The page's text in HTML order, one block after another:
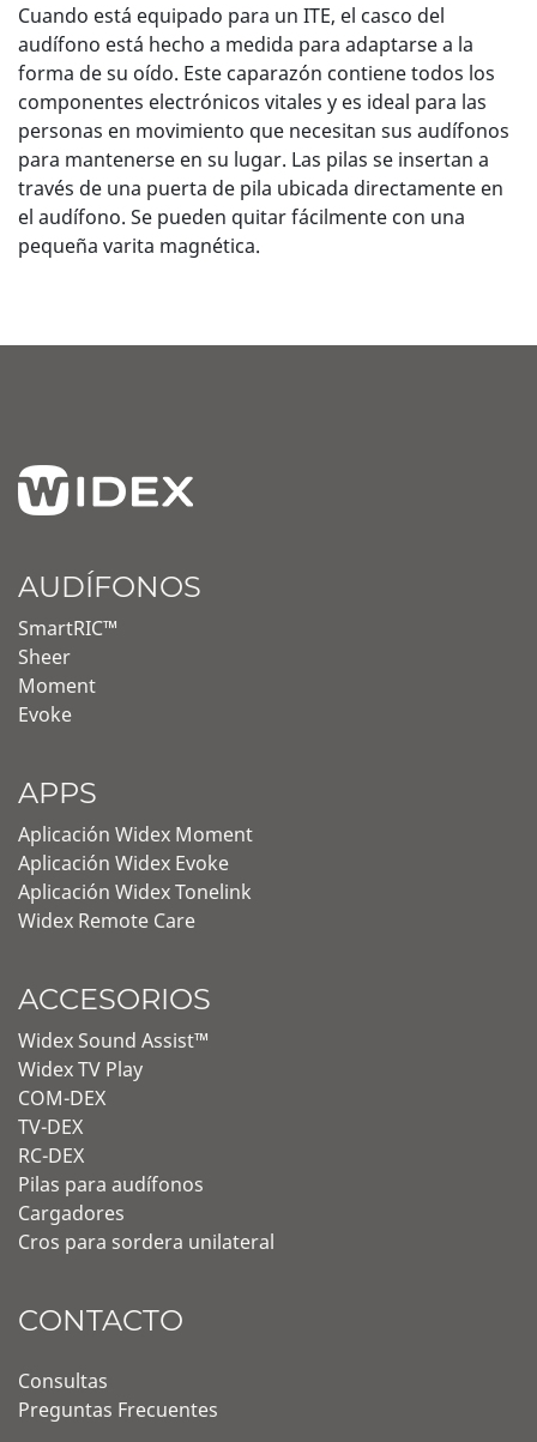
Cuando está equipado para un ITE, el casco del
audífono está hecho a medida para adaptarse a la
forma de su oído. Este caparazón contiene todos los
componentes electrónicos vitales y es ideal para las
personas en movimiento que necesitan sus audífonos
para mantenerse en su lugar. Las pilas se insertan a
través de una puerta de pila ubicada directamente en
el audífono. Se pueden quitar fácilmente con una
pequeña varita magnética.
AUDÍFONOS
SmartRIC™
Sheer
Moment
Evoke
APPS
Aplicación Widex Moment
Aplicación Widex Evoke
Aplicación Widex Tonelink
Widex Remote Care
ACCESORIOS
Widex Sound Assist™
Widex TV Play
COM-DEX
TV-DEX
RC-DEX
Pilas para audífonos
Cargadores
Cros para sordera unilateral
CONTACTO
Consultas
Preguntas Frecuentes